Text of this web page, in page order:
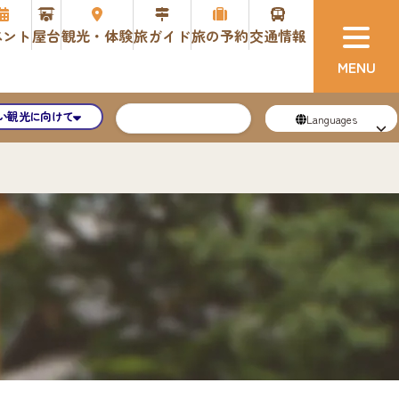
ト屋台観光・体験旅ガイド旅の予約交通情報
観光に向けて Languages